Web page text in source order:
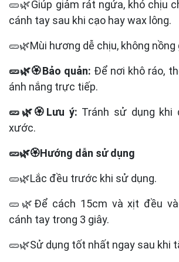
🥒🌿Giúp giảm rát ngứa, khó chịu
cánh tay sau khi cạo hay wax lông.
🥒🌿Mùi hương dễ chịu, không nồng
🥒🌿🏵️Bảo quản: Để nơi khô ráo,
ánh nắng trực tiếp.
🥒🌿🏵️Lưu ý: Tránh sử dụng khi
xước.
🥒🌿🏵️Hướng dẫn sử dụng
🥒🌿Lắc đều trước khi sử dụng.
🥒🌿Để cách 15cm và xịt đều
cánh tay trong 3 giây.
🥒🌿Sử dụng tốt nhất ngay sau khi